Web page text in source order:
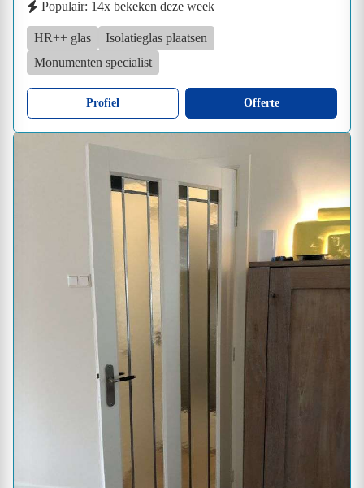
Populair: 14x bekeken deze week
HR++ glas
Isolatieglas plaatsen
Monumenten specialist
Profiel Offerte